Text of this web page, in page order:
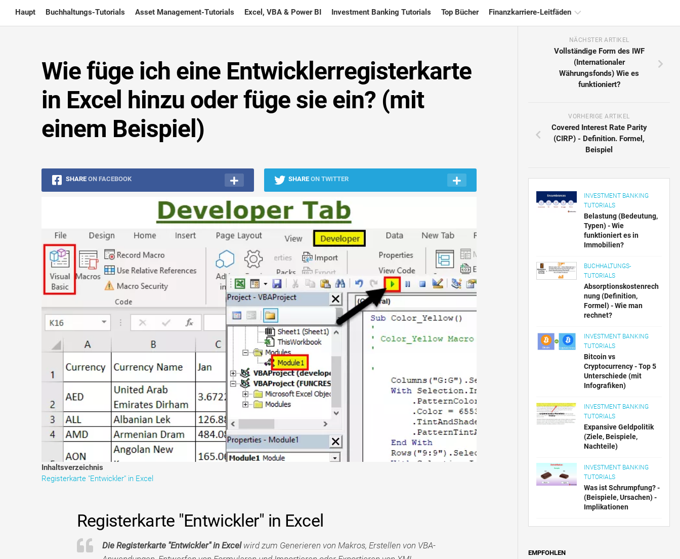
content
Haupt Buchhaltungs-Tutorials Asset Management-Tutorials Excel, VBA & Power BI Investment Banking Tutorials Top Bücher Finanzkarriere-Leitfäden
Finanzzertifizierung
Vollständige
Wie füge ich eine Entwicklerregisterkarte
in Excel hinzu oder füge sie ein? (mit
einem Beispiel)
SHARE ON FACEBOOK SHARE ON TWITTER
Inhaltsverzeichnis
Registerkarte "Entwickler" in Excel
Registerkarte "Entwickler" in Excel
Die Registerkarte "Entwickler" in Excelwird zum Generieren von Makros, Erstellen von VBA-
NÄCHSTER ARTIKEL
Vollständige Form des IWF
(Internationaler
Währungsfonds) Wie es
funktioniert?
VORHERIGE ARTIKEL
Covered Interest Rate Parity
(CIRP) - Definition. Formel,
Beispiel
INVESTMENT BANKING
TUTORIALS
Belastung (Bedeutung,
Typen) - Wie
funktioniert es in
Immobilien?
BUCHHALTUNGS-
TUTORIALS
Absorptionskostenrech
nung (Definition,
Formel) - Wie man
rechnet?
INVESTMENT BANKING
TUTORIALS
Bitcoin vs
Cryptocurrency - Top 5
Unterschiede (mit
Infografiken)
INVESTMENT BANKING
TUTORIALS
Expansive Geldpolitik
(Ziele, Beispiele,
Nachteile)
INVESTMENT BANKING
TUTORIALS
Was ist Schrumpfung? -
(Beispiele, Ursachen) -
Implikationen
EMPFOHLEN